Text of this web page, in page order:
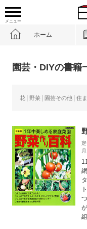
メニュー
ホーム
園芸・DIYの書籍
花 野菜 園芸その他 住